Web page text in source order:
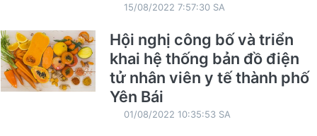
15/08/2022 7:57:30 SA
Hội nghị công bố và triển
khai hệ thống bản đồ điện
tử nhân viên y tế thành phố
Yên Bái
01/08/2022 10:35:53 SA